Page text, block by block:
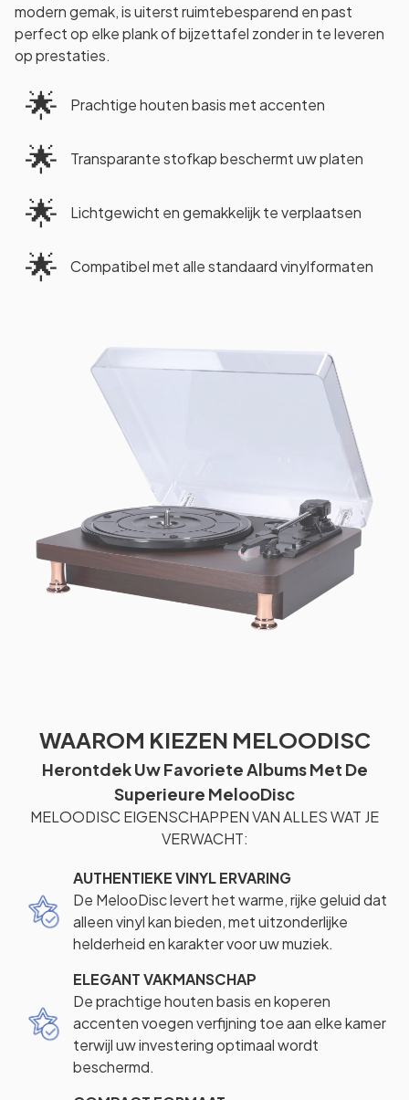
modern gemak, is uiterst ruimtebesparend en past
perfect op elke plank of bijzettafel zonder in te leveren
op prestaties.
🌟 Prachtige houten basis met accenten
🌟 Transparante stofkap beschermt uw platen
🌟 Lichtgewicht en gemakkelijk te verplaatsen
🌟 Compatibel met alle standaard vinylformaten
WAAROM KIEZEN MELOODISC
Herontdek Uw Favoriete Albums Met De
Superieure MelooDisc
MELOODISC EIGENSCHAPPEN VAN ALLES WAT JE
VERWACHT:
AUTHENTIEKE VINYL ERVARING
De MelooDisc levert het warme, rijke geluid dat
alleen vinyl kan bieden, met uitzonderlijke
helderheid en karakter voor uw muziek.
ELEGANT VAKMANSCHAP
De prachtige houten basis en koperen
accenten voegen verfijning toe aan elke kamer
terwijl uw investering optimaal wordt
beschermd.